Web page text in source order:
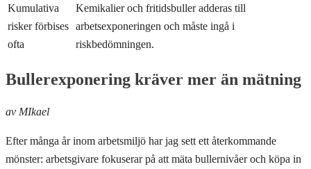
Kumulativa
risker förbises
ofta
Kemikalier och fritidsbuller adderas till
arbetsexponeringen och måste ingå i
riskbedömningen.
Bullerexponering kräver mer än mätning
av MIkael
Efter många år inom arbetsmiljö har jag sett ett återkommande
mönster: arbetsgivare fokuserar på att mäta bullernivåer och köpa in